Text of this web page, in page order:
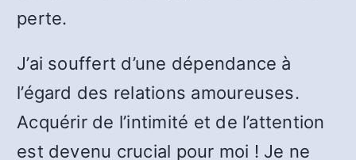
perte.
J’ai souffert d’une dépendance à
l’égard des relations amoureuses.
Acquérir de l’intimité et de l’attention
est devenu crucial pour moi ! Je ne